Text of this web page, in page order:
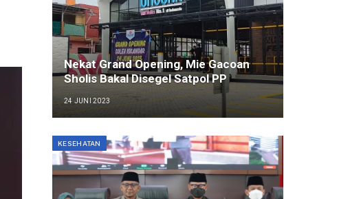
Nekat Grand Opening, Mie Gacoan
Sholis Bakal Disegel Satpol PP
24 JUNI 2023
KESEHATAN